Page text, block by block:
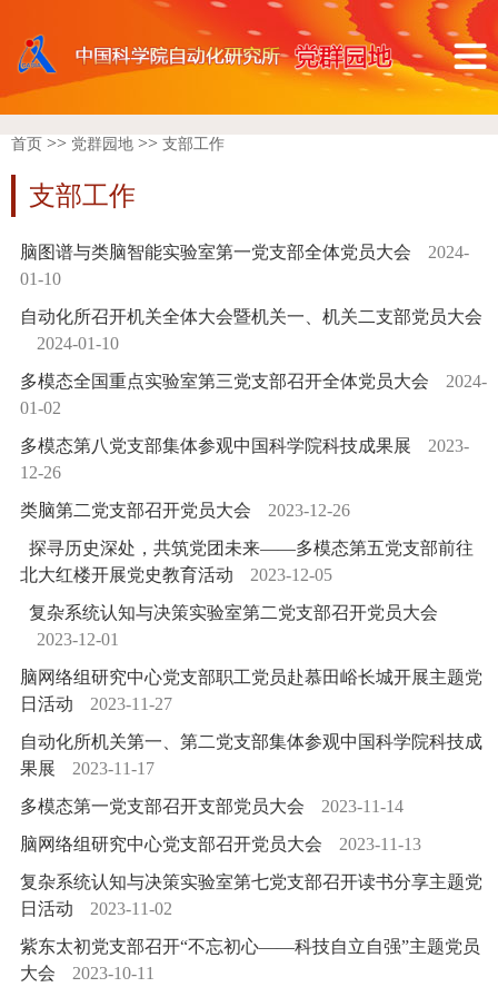
首页 >> 党群园地 >> 支部工作
支部工作
脑图谱与类脑智能实验室第一党支部全体党员大会
2024-
01-10
自动化所召开机关全体大会暨机关一、机关二支部党员大会
2024-01-10
多模态全国重点实验室第三党支部召开全体党员大会
2024-
01-02
多模态第八党支部集体参观中国科学院科技成果展
2023-
12-26
类脑第二党支部召开党员大会
2023-12-26
探寻历史深处，共筑党团未来——多模态第五党支部前往
北大红楼开展党史教育活动
2023-12-05
复杂系统认知与决策实验室第二党支部召开党员大会
2023-12-01
脑网络组研究中心党支部职工党员赴慕田峪长城开展主题党
日活动
2023-11-27
自动化所机关第一、第二党支部集体参观中国科学院科技成
果展
2023-11-17
多模态第一党支部召开支部党员大会
2023-11-14
脑网络组研究中心党支部召开党员大会
2023-11-13
复杂系统认知与决策实验室第七党支部召开读书分享主题党
日活动
2023-11-02
紫东太初党支部召开“不忘初心——科技自立自强”主题党员
大会
2023-10-11